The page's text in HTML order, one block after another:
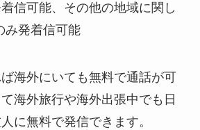
信可能、その他の地域に関し
み発着信可能
海外にいても無料で通話が可
海外旅行や海外出張中でも日
に無料で発信できます。